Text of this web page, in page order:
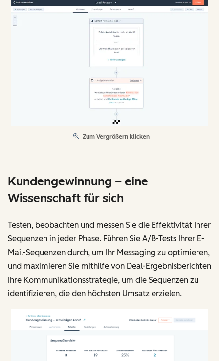
Zum Vergrößern klicken
Kundengewinnung – eine
Wissenschaft für sich
Testen, beobachten und messen Sie die Effektivität Ihrer
Sequenzen in jeder Phase. Führen Sie A/B-Tests Ihrer E-
Mail-Sequenzen durch, um Ihr Messaging zu optimieren,
und maximieren Sie mithilfe von Deal-Ergebnisberichten
Ihre Kommunikationsstrategie, um die Sequenzen zu
identifizieren, die den höchsten Umsatz erzielen.